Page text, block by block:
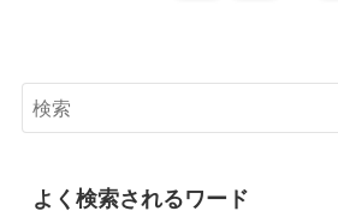
よく検索されるワード